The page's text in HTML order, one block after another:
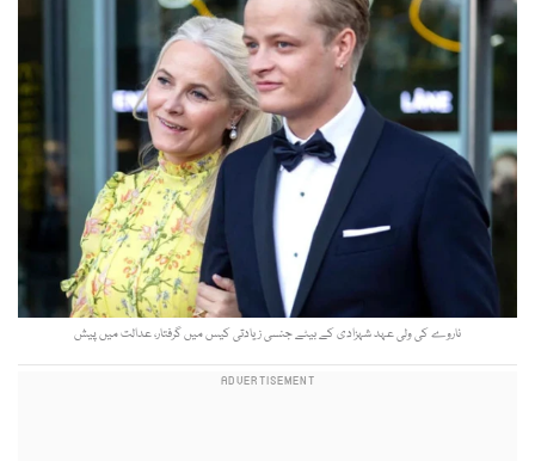
ناروے کی ولی عہد شہزادی کے بیٹے جنسی زیادتی کیس میں گرفتار، عدالت میں پیش